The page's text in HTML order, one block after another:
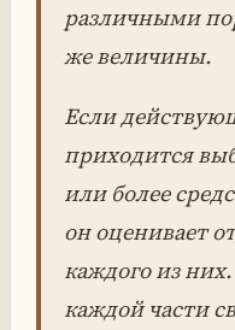
различными
же величины.
Если
приходится
или более
он оценивает
каждого из
каждой части